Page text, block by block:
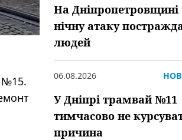
№15.
На Дніпропетровщині
нічну атаку
людей
06.08.2026
У Дніпрі трамвай №11
тимчасово не
причина